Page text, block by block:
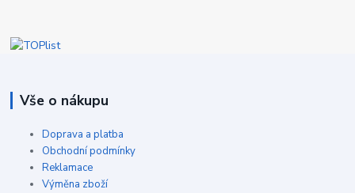
Vše o nákupu
Doprava a platba
Obchodní podmínky
Reklamace
Výměna zboží